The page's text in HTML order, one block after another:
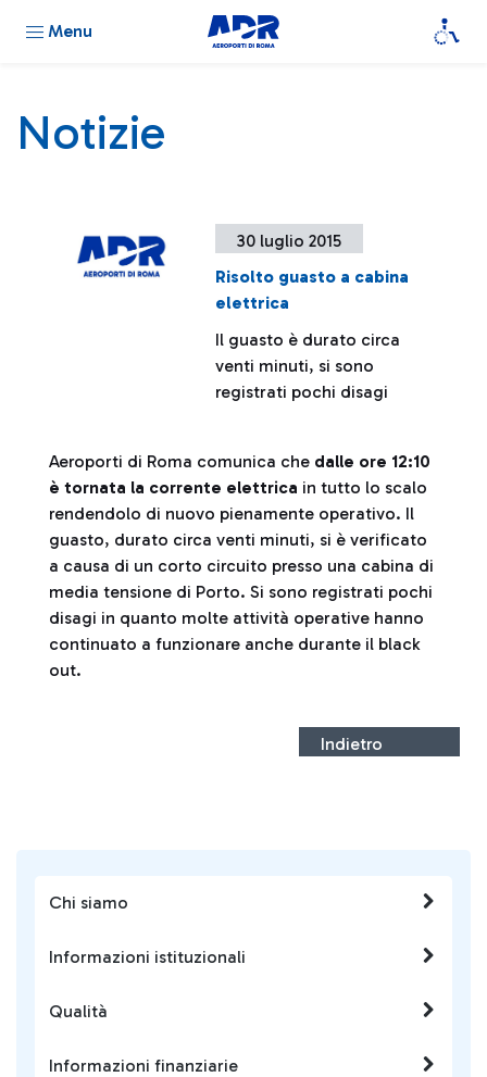
Menu
Chi siamo
Informazioni istituzionali
Qualità
Informazioni finanziarie
Notizie
30 luglio 2015
Risolto guasto a cabina
elettrica
Il guasto è durato circa
venti minuti, si sono
registrati pochi disagi
Aeroporti di Roma comunica che dalle ore 12:10
è tornata la corrente elettrica in tutto lo scalo
rendendolo di nuovo pienamente operativo. Il
guasto, durato circa venti minuti, si è verificato
a causa di un corto circuito presso una cabina di
media tensione di Porto. Si sono registrati pochi
disagi in quanto molte attività operative hanno
continuato a funzionare anche durante il black
out.
Indietro